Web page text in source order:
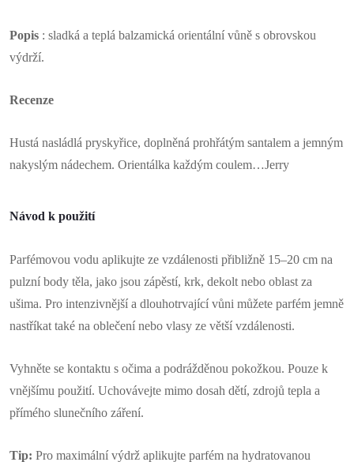
Popis : sladká a teplá balzamická orientální vůně s obrovskou
výdrží.
Recenze
Hustá nasládlá pryskyřice, doplněná prohřátým santalem a jemným
nakyslým nádechem. Orientálka každým coulem…Jerry
Návod k použití
Parfémovou vodu aplikujte ze vzdálenosti přibližně 15–20 cm na
pulzní body těla, jako jsou zápěstí, krk, dekolt nebo oblast za
ušima. Pro intenzivnější a dlouhotrvající vůni můžete parfém jemně
nastříkat také na oblečení nebo vlasy ze větší vzdálenosti.
Vyhněte se kontaktu s očima a podrážděnou pokožkou. Pouze k
vnějšímu použití. Uchovávejte mimo dosah dětí, zdrojů tepla a
přímého slunečního záření.
Tip: Pro maximální výdrž aplikujte parfém na hydratovanou